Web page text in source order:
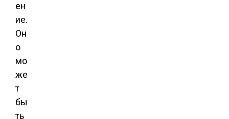
ен
ие.
Он
о
мо
же
т
бы
ть